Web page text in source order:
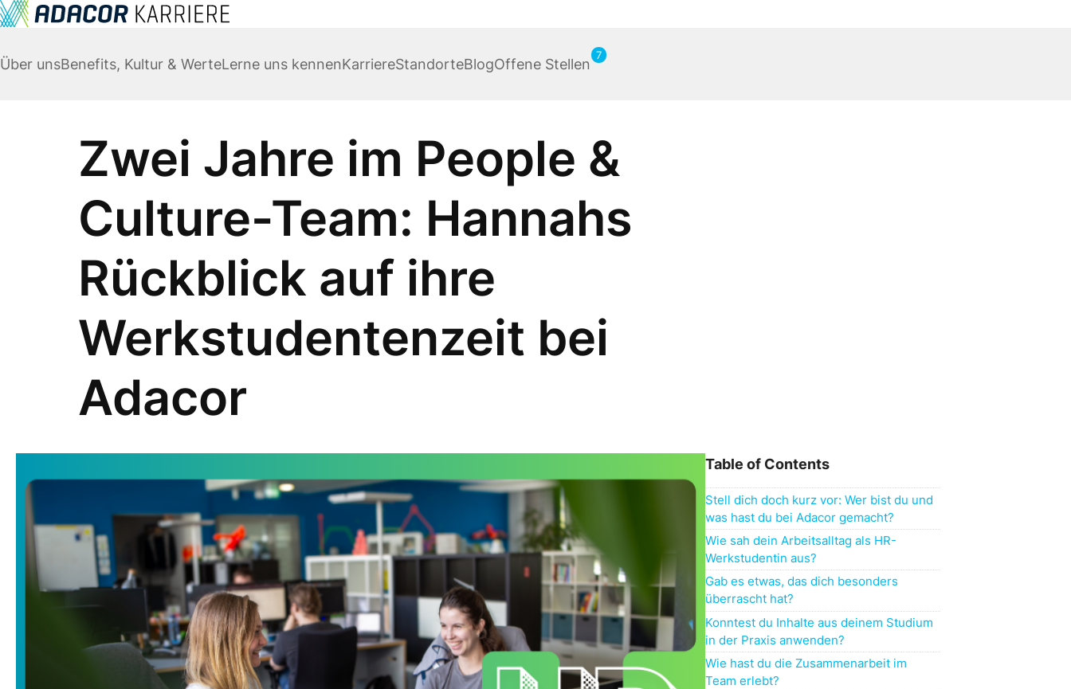
Über unsBenefits, Kultur & WerteLerne uns kennenKarriereStandorteBlogOffene Stellen
7
Zwei Jahre im People &
Culture-Team: Hannahs
Rückblick auf ihre
Werkstudentenzeit bei
Adacor
Table of Contents
Stell dich doch kurz vor: Wer bist du und
was hast du bei Adacor gemacht?
Wie sah dein Arbeitsalltag als HR-
Werkstudentin aus?
Gab es etwas, das dich besonders
überrascht hat?
Konntest du Inhalte aus deinem Studium
in der Praxis anwenden?
Wie hast du die Zusammenarbeit im
Team erlebt?